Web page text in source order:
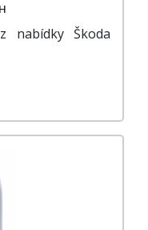
nabídky Škoda